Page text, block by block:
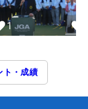
1
ト・成績